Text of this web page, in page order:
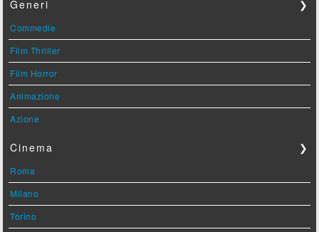
Generi ❯
Commedie
Film Thriller
Film Horror
Animazione
Azione
Cinema ❯
Roma
Milano
Torino